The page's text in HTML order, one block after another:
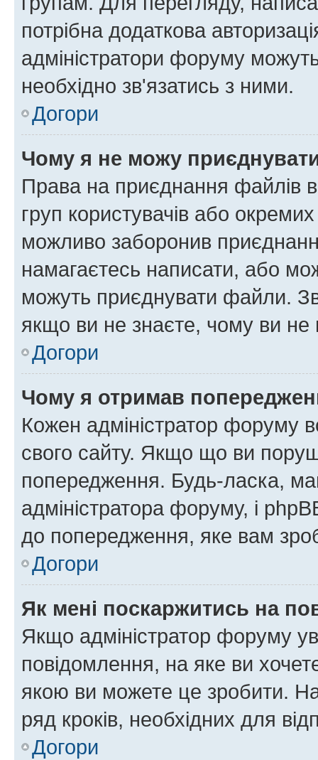
потрібна додаткова
адміністратори форуму
необхідно зв'язатись з ними.
Догори
Чому я не можу
Права на приєднання файлів
груп користувачів або
можливо заборонив
намагаєтесь написати, або
можуть приєднувати файли.
якщо ви не знаєте, чому ви
Догори
Чому я отримав
Кожен адміністратор форуму
свого сайту. Якщо що ви
попередження. Будь-ласка,
адміністратора форуму, і
до попередження, яке вам
Догори
Як мені поскаржитись на
Якщо адміністратор форуму
повідомлення, на яке ви
якою ви можете це зробити.
ряд кроків, необхідних для
Догори